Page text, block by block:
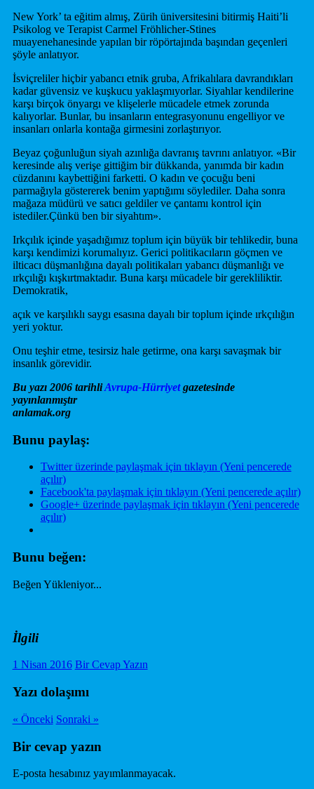
New York’ ta eğitim almış, Zürih üniversitesini bitirmiş Haiti’li
Psikolog ve Terapist Carmel Fröhlicher-Stines
muayenehanesinde yapılan bir röpörtajında başından geçenleri
şöyle anlatıyor.
İsviçreliler hiçbir yabancı etnik gruba, Afrikalılara davrandıkları
kadar güvensiz ve kuşkucu yaklaşmıyorlar. Siyahlar kendilerine
karşı birçok önyargı ve klişelerle mücadele etmek zorunda
kalıyorlar. Bunlar, bu insanların entegrasyonunu engelliyor ve
insanları onlarla kontağa girmesini zorlaştırıyor.
Beyaz çoğunluğun siyah azınlığa davranış tavrını anlatıyor. «Bir
keresinde alış verişe gittiğim bir dükkanda, yanımda bir kadın
cüzdanını kaybettiğini farketti. O kadın ve çocuğu beni
parmağıyla göstererek benim yaptığımı söylediler. Daha sonra
mağaza müdürü ve satıcı geldiler ve çantamı kontrol için
istediler.Çünkü ben bir siyahtım».
Irkçılık içinde yaşadığımız toplum için büyük bir tehlikedir, buna
karşı kendimizi korumalıyız. Gerici politikacıların göçmen ve
ilticacı düşmanlığına dayalı politikaları yabancı düşmanlığı ve
ırkçılığı kışkırtmaktadır. Buna karşı mücadele bir gerekliliktir.
Demokratik,
açık ve karşılıklı saygı esasına dayalı bir toplum içinde ırkçılığın
yeri yoktur.
Onu teşhir etme, tesirsiz hale getirme, ona karşı savaşmak bir
insanlık görevidir.
Bu yazı 2006 tarihliAvrupa-Hürriyetgazetesinde
yayınlanmıştır
anlamak.org
Bunu paylaş:
Twitter üzerinde paylaşmak için tıklayın (Yeni pencerede
açılır)
Facebook'ta paylaşmak için tıklayın (Yeni pencerede açılır)
Google+ üzerinde paylaşmak için tıklayın (Yeni pencerede
açılır)
Bunu beğen:
Beğen Yükleniyor...
İlgili
1 Nisan 2016 Bir Cevap Yazın
Yazı dolaşımı
« Önceki Sonraki »
Bir cevap yazın
E-posta hesabınız yayımlanmayacak.